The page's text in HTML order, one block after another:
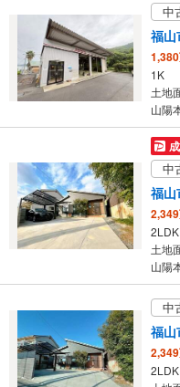
3LDK
土地
山陽
中
福山
1K
土地
山陽
中
福山
2LDK
土地
中
福山
2LDK